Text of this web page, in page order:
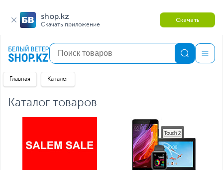
shop.kz
Скачать приложение
Скачать
Главная Каталог
Каталог товаров